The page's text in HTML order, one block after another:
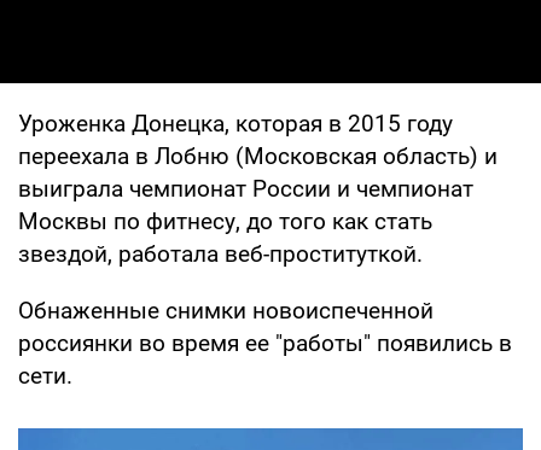
Уроженка Донецка, которая в 2015 году
переехала в Лобню (Московская область) и
выиграла чемпионат России и чемпионат
Москвы по фитнесу, до того как стать
звездой, работала веб-проституткой.
Обнаженные снимки новоиспеченной
россиянки во время ее "работы" появились в
сети.